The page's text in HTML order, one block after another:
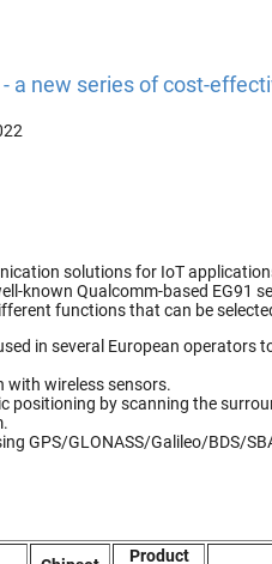
- a new series of cost-
solutions for IoT
known Qualcomm-based EG91
functions that can be
in several European
with wireless sensors.
positioning by scanning the
GPS/GLONASS/Galileo/BDS/
Product